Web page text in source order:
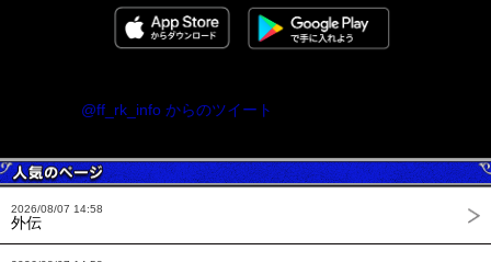
@ff_rk_info からのツイート
2026/08/07 14:58
外伝